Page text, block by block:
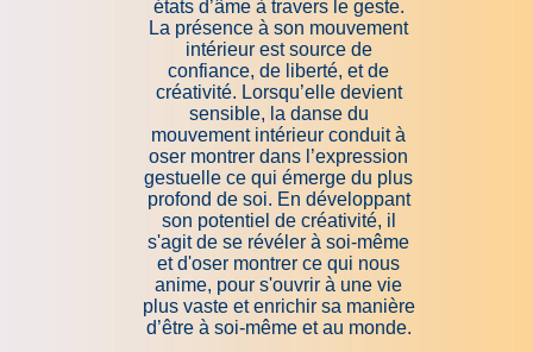
états d’âme à travers le geste.
La présence à son mouvement
intérieur est source de
confiance, de liberté, et de
créativité. Lorsqu’elle devient
sensible, la danse du
mouvement intérieur conduit à
oser montrer dans l’expression
gestuelle ce qui émerge du plus
profond de soi. En développant
son potentiel de créativité, il
s'agit de se révéler à soi-même
et d'oser montrer ce qui nous
anime, pour s'ouvrir à une vie
plus vaste et enrichir sa manière
d’être à soi-même et au monde.